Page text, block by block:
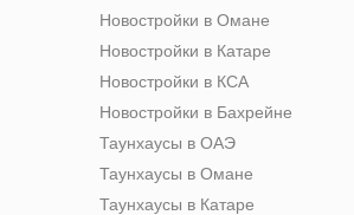
Новостройки в Омане
Новостройки в Катаре
Новостройки в КСА
Новостройки в Бахрейне
Таунхаусы в ОАЭ
Таунхаусы в Омане
Таунхаусы в Катаре